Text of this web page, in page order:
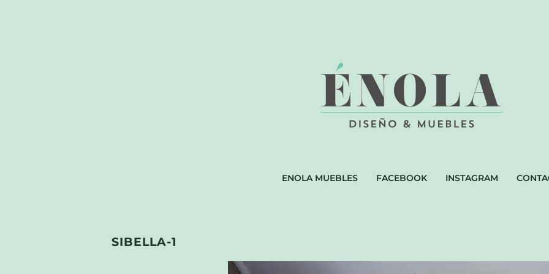
ENOLA MUEBLES FACEBOOK INSTAGRAM
SIBELLA-1